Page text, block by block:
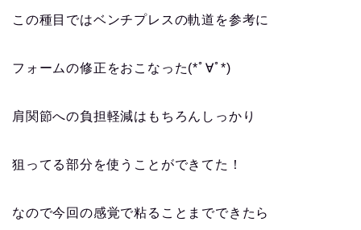
この種目ではベンチプレスの軌道を参考に
フォームの修正をおこなった(*ﾟ∀ﾟ*)
肩関節への負担軽減はもちろんしっかり
狙ってる部分を使うことができてた！
なので今回の感覚で粘ることまでできたら